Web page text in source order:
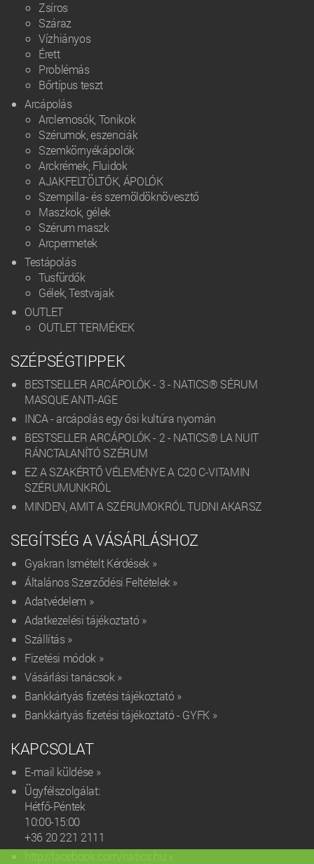
Zsíros
Száraz
Vízhiányos
Érett
Problémás
Bőrtípus teszt
Arcápolás
Arclemosók, Tonikok
Szérumok, eszenciák
Szemkörnyékápolók
Arckrémek, Fluidok
AJAKFELTÖLTŐK, ÁPOLÓK
Szempilla- és szemöldöknövesztő
Maszkok, gélek
Szérum maszk
Arcpermetek
Testápolás
Tusfürdők
Gélek, Testvajak
OUTLET
OUTLET TERMÉKEK
SZÉPSÉGTIPPEK
BESTSELLER ARCÁPOLÓK - 3 - NATICS® SÉRUM
MASQUE ANTI-AGE
INCA - arcápolás egy ősi kultúra nyomán
BESTSELLER ARCÁPOLÓK - 2 - NATICS® LA NUIT
RÁNCTALANÍTÓ SZÉRUM
EZ A SZAKÉRTŐ VÉLEMÉNYE A C20 C-VITAMIN
SZÉRUMUNKRÓL
MINDEN, AMIT A SZÉRUMOKRÓL TUDNI AKARSZ
SEGÍTSÉG A VÁSÁRLÁSHOZ
Gyakran Ismételt Kérdések »
Általános Szerződési Feltételek »
Adatvédelem »
Adatkezelési tájékoztató »
Szállítás »
Fizetési módok »
Vásárlási tanácsok »
Bankkártyás fizetési tájékoztató »
Bankkártyás fizetési tájékoztató - GYFK »
KAPCSOLAT
E-mail küldése »
Ügyfélszolgálat:
Hétfő-Péntek
10:00-15:00
+36 20 221 2111‬
http://facebook.com/natics.hu »